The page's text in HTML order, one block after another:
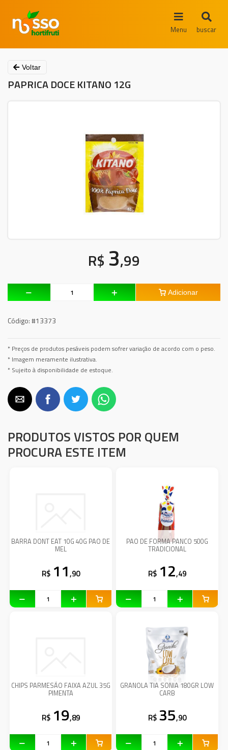
Menu buscar
Voltar
PAPRICA DOCE KITANO 12G
R$ 3,99
Adicionar
Código:#13373
* Preços de produtos pesáveis podem sofrer variação de acordo com o peso.
* Imagem meramente ilustrativa.
* Sujeito à disponibilidade de estoque.
PRODUTOS VISTOS POR QUEM
PROCURA ESTE ITEM
BARRA DONT EAT 10G 40G PAO DE
MEL
R$ 11,90
PAO DE FORMA PANCO 500G
TRADICIONAL
R$ 12,49
CHIPS PARMESÃO FAIXA AZUL 35G
PIMENTA
R$ 19,89
GRANOLA TIA SONIA 180GR LOW
CARB
R$ 35,90